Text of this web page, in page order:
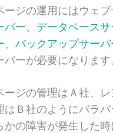
ージの運用にはウェブ
バー、 データベース
、 バックアップサーバ
バーが必要になります
ージの管理はＡ社、
はＢ社のようにバラ
かの障害が発生した